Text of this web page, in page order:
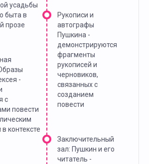
усадьбы
быта в
прозе
-
с
повести
контексте
Рукописи и
автографы
Пушкина -
демонстрируются
фрагменты
рукописей и
черновиков,
связанных с
созданием
повести
Заключительный
зал: Пушкин и его
читатель -